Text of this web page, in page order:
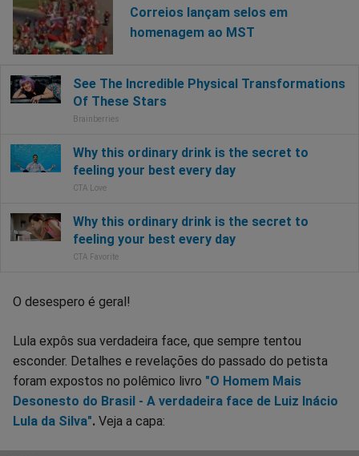
Correios lançam selos em
homenagem ao MST
O desespero é geral!
Lula expôs sua verdadeira face, que sempre tentou
esconder. Detalhes e revelações do passado do petista
foram expostos no polêmico livro "O Homem Mais
Desonesto do Brasil - A verdadeira face de Luiz Inácio
Lula da Silva". Veja a capa: